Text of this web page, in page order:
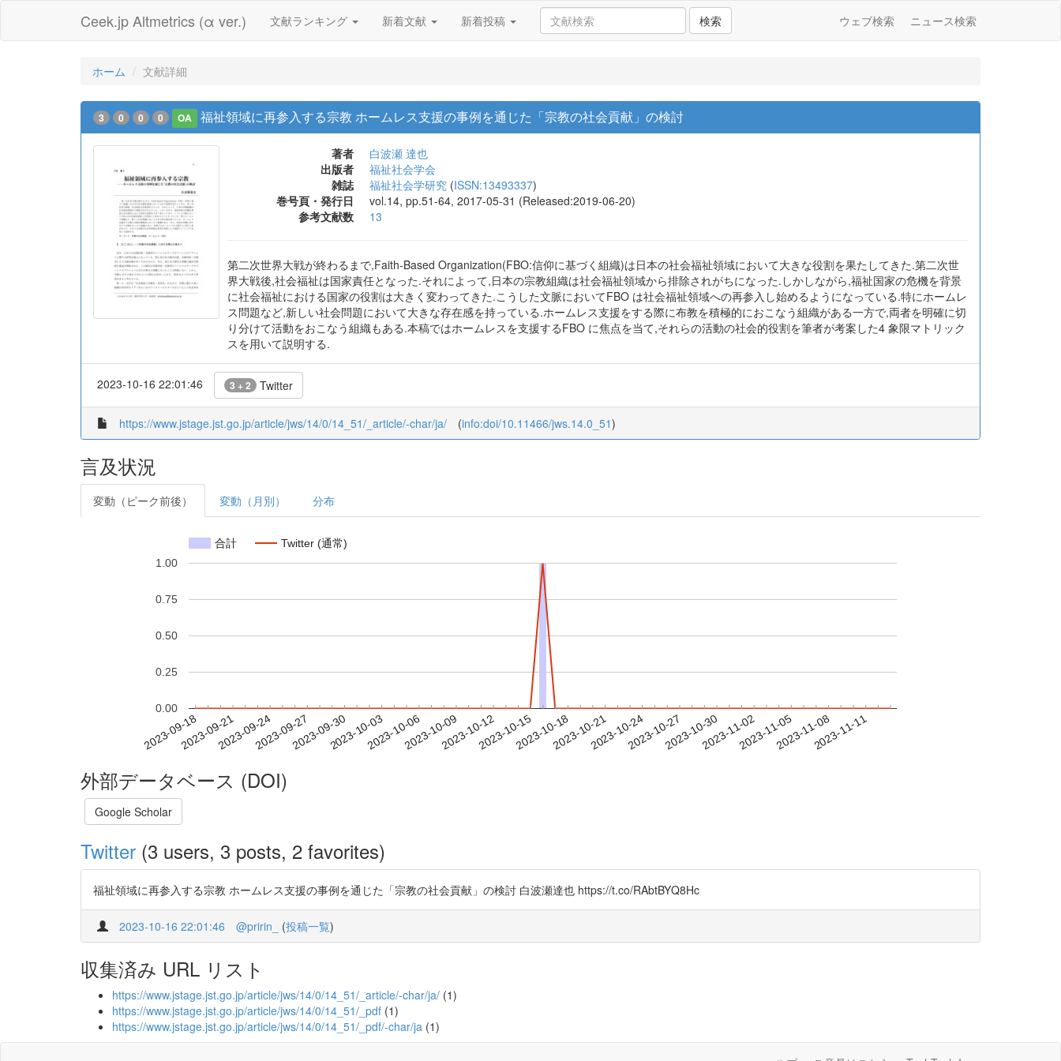
Ceek.jp Altmetrics (α ver.) 文献ランキング 新着文献 新着投稿 検索 ウェブ検索 ニュース検索
ホーム 文献詳細
3 0 0 0 OA 福祉領域に再参入する宗教 ホームレス支援の事例を通じた「宗教の社会貢献」の検討
著者
白波瀬 達也
出版者
福祉社会学会
雑誌
福祉社会学研究 (ISSN:13493337)
巻号頁・発行日
vol.14, pp.51-64, 2017-05-31 (Released:2019-06-20)
参考文献数
13
第二次世界大戦が終わるまで,Faith-Based Organization(FBO:信仰に基づく組織)は日本の社会福祉領域において大きな役割を果たしてきた.第二次世
界大戦後,社会福祉は国家責任となった.それによって,日本の宗教組織は社会福祉領域から排除されがちになった.しかしながら,福祉国家の危機を背景
に社会福祉における国家の役割は大きく変わってきた.こうした文脈においてFBO は社会福祉領域への再参入し始めるようになっている.特にホームレ
ス問題など,新しい社会問題において大きな存在感を持っている.ホームレス支援をする際に布教を積極的におこなう組織がある一方で,両者を明確に切
り分けて活動をおこなう組織もある.本稿ではホームレスを支援するFBO に焦点を当て,それらの活動の社会的役割を筆者が考案した4 象限マトリック
スを用いて説明する.
2023-10-16 22:01:46 3 + 2 Twitter
https://www.jstage.jst.go.jp/article/jws/14/0/14_51/_article/-char/ja/ (info:doi/10.11466/jws.14.0_51)
言及状況
変動（ピーク前後） 変動（月別） 分布
合計 Twitter (通常)
2023-09-182023-09-212023-09-242023-09-272023-09-302023-10-032023-10-062023-10-092023-10-122023-10-152023-10-182023-10-212023-10-242023-10-272023-10-302023-11-022023-11-052023-11-082023-11-11
0.00
0.25
0.50
0.75
1.00
外部データベース (DOI)
Google Scholar
Twitter (3 users, 3 posts, 2 favorites)
福祉領域に再参入する宗教 ホームレス支援の事例を通じた「宗教の社会貢献」の検討 白波瀬達也 https://t.co/RAbtBYQ8Hc
2023-10-16 22:01:46 @pririn_ (投稿一覧)
収集済み URL リスト
https://www.jstage.jst.go.jp/article/jws/14/0/14_51/_article/-char/ja/ (1)
https://www.jstage.jst.go.jp/article/jws/14/0/14_51/_pdf (1)
https://www.jstage.jst.go.jp/article/jws/14/0/14_51/_pdf/-char/ja (1)